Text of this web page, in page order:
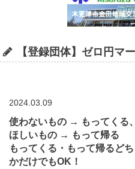
【登録団体】ゼロ円マ
2024.03.09
使わないもの → もってくる、
ほしいもの → もって帰る
もってくる・もって帰るどち
かだけでもOK！